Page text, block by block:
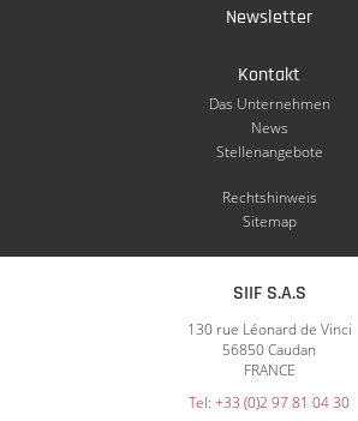
Newsletter
Kontakt
Das Unternehmen
News
Stellenangebote
Rechtshinweis
Sitemap
SIIF S.A.S
130 rue Léonard de Vinci
56850 Caudan
FRANCE
Tel: +33 (0)2 97 81 04 30